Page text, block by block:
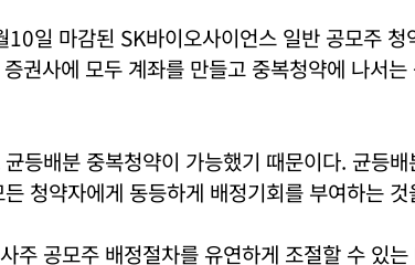
일 마감된 SK바이오사이언스 일반 공모주 청
권사에 모두 계좌를 만들고 중복청약에 나서
등배분 중복청약이 가능했기 때문이다. 균등
청약자에게 동등하게 배정기회를 부여하는 것
주 공모주 배정절차를 유연하게 조절할 수 있